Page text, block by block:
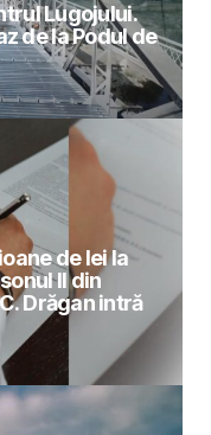
Lugojului.
de la Podul de
de lei la
II din
Drăgan intră